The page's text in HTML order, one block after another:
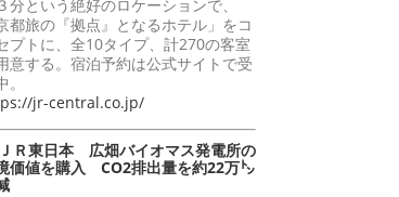
分という絶好のロケーションで、
都旅の『拠点』となるホテル」をコ
プトに、全10タイプ、計270の客室
意する。宿泊予約は公式サイトで受
jr-central.co.jp/
Ｒ東日本 広畑バイオマス発電所の
価値を購入 CO2排出量を約22万㌧